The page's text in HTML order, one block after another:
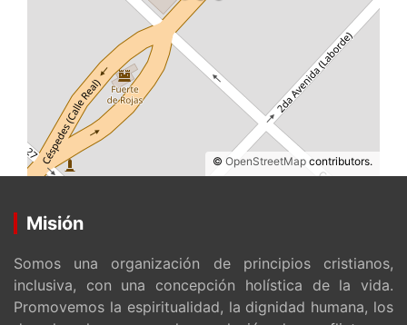
© OpenStreetMap contributors.
Misión
Somos una organización de principios cristianos,
inclusiva, con una concepción holística de la vida.
Promovemos la espiritualidad, la dignidad humana, los